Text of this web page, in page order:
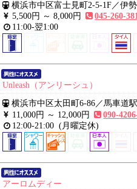
横浜市中区富士見町2-5-1F／伊
5,500円 ～8,000円
045-260-
11:00-翌1:00
Unleash（アンリーシュ）
横浜市中区太田町6-86／馬車道
11,000円 ～ 12,000円
090-
12:00-21:00 (月曜定休)
アーロムディー